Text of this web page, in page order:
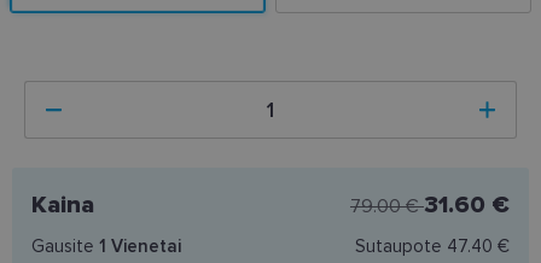
Kaina 79.00 €31.60 €
Gausite 1 Vienetai
Sutaupote 47.40 €